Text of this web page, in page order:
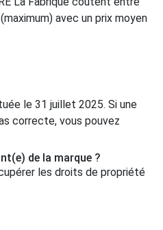
(maximum) avec un prix moyen
le 31 juillet 2025. Si une
correcte, vous pouvez
de la marque ?
les droits de propriété